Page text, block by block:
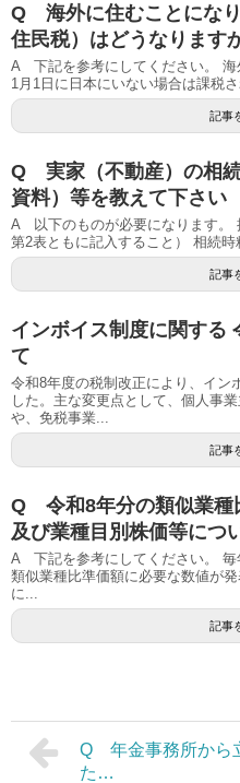
Q 海外に住むことにな
住民税）はどうなります
A 下記を参考にしてください。 海
1月1日に日本にいない場合は課税
記事
Q 実家（不動産）の相
資料）等を教えて下さい
A 以下のものが必要になります。
第2表ともに記入すること） 相続時
記事
インボイス制度に関する
て
令和8年度の税制改正により、イン
した。主な変更点として、個人事
や、免税事業...
記事
Q 令和8年分の類似業種
及び業種目別株価等につ
A 下記を参考にしてください。 毎
類似業種比準価額に必要な数値が
に...
記事
Q 年金事務所から
た…